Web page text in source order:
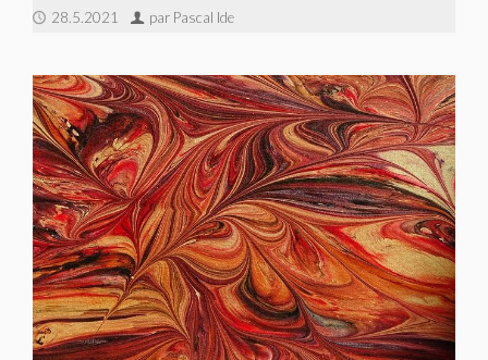
28.5.2021 par Pascal Ide